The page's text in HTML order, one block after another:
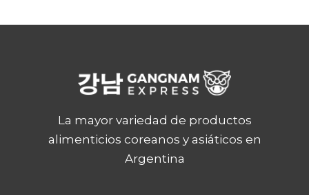
La mayor variedad de productos
alimenticios coreanos y asiáticos en
Argentina